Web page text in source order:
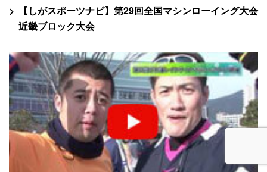
【しがスポーツナビ】第29回全国マシンローイング大会
近畿ブロック大会